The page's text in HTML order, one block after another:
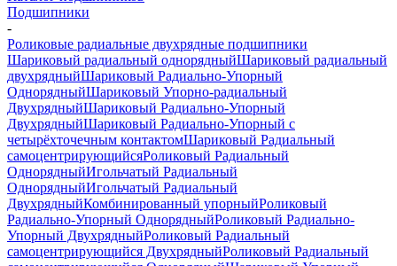
Подшипники
-
Роликовые радиальные двухрядные подшипники
Шариковый радиальный однорядныйШариковый радиальный
двухрядныйШариковый Радиально-Упорный
ОднорядныйШариковый Упорно-радиальный
ДвухрядныйШариковый Радиально-Упорный
ДвухрядныйШариковый Радиально-Упорный с
четырёхточечным контактомШариковый Радиальный
самоцентрирующийсяРоликовый Радиальный
ОднорядныйИгольчатый Радиальный
ОднорядныйИгольчатый Радиальный
ДвухрядныйКомбинированный упорныйРоликовый
Радиально-Упорный ОднорядныйРоликовый Радиально-
Упорный ДвухрядныйРоликовый Радиальный
самоцентрирующийся ДвухрядныйРоликовый Радиальный